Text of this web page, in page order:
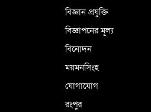
বিজ্ঞান প্রযুক্তি
বিজ্ঞাপনের মূল্য
বিনোদন
ময়মনসিংহ
যোগাযোগ
রংপুর